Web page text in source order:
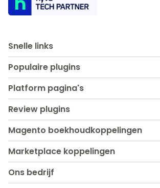
Snelle links
Populaire plugins
Platform pagina's
Review plugins
Magento boekhoudkoppelingen
Marketplace koppelingen
Ons bedrijf